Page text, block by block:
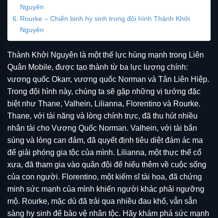
Nguyên
Rourke – Chiến binh hy sinh trong đội hình Thành Khởi
Nguyên
Thành Khởi Nguyên là một thế lực hùng mạnh trong Liên
Quân Mobile, được tạo thành từ ba lực lượng chính:
vương quốc Okarr, vương quốc Norman và Tân Liên Hiệp.
Trong đội hình này, chúng ta sẽ gặp những vị tướng đặc
biệt như Thane, Valhein, Lilianna, Florentino và Rourke.
Thane, với tài năng và lòng chính trực, đã thu hút nhiều
nhân tài cho Vương Quốc Norman. Valhein, với tài bắn
súng và lòng can đảm, đã quyết định tiêu diệt đám ác ma
để giải phóng gia tộc của mình. Lilianna, một thực thể cổ
xưa, đã tham gia vào quân đội để hiểu thêm về cuộc sống
của con người. Florentino, một kiếm sĩ tài hoa, đã chứng
minh sức mạnh của mình khiến người khác phải ngưỡng
mộ. Rourke, mặc dù đã trải qua nhiều đau khổ, vẫn sẵn
sàng hy sinh để bảo vệ nhân tộc. Hãy khám phá sức mạnh